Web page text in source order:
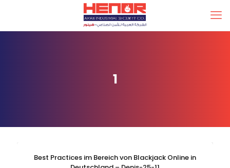
1
Best Practices im Bereich von Blackjack Online in